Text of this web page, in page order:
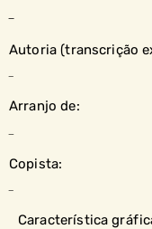
-
Autoria (transcrição
-
Arranjo de:
-
Copista:
-
Característica